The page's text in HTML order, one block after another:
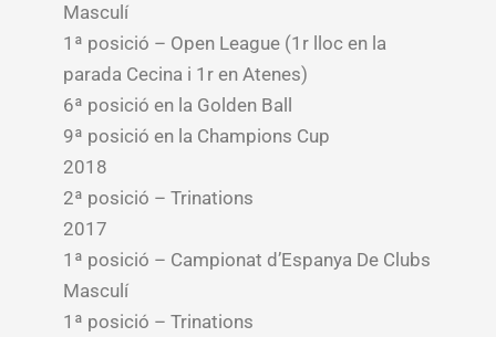
Masculí
1ª posició – Open League (1r lloc en la
parada Cecina i 1r en Atenes)
6ª posició en la Golden Ball
9ª posició en la Champions Cup
2018
2ª posició – Trinations
2017
1ª posició – Campionat d’Espanya De Clubs
Masculí
1ª posició – Trinations